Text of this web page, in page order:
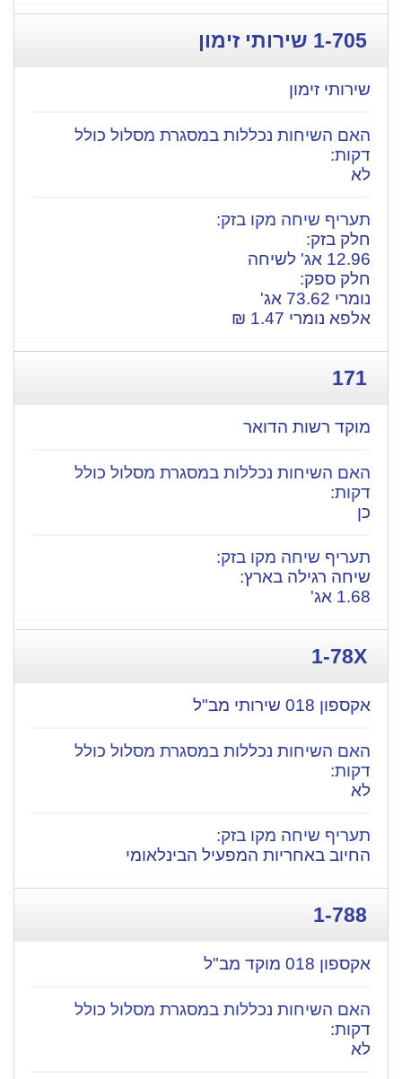
1-705
שירותי זימון
לא
חלק בזק:
12.96 אג' לשיחה
חלק ספק:
נומרי 73.62 אג'
אלפא נומרי 1.47 ₪
171
מוקד רשות הדואר
כן
​שיחה רגילה בארץ:
1.68 אג'
1-78X
אקספון 018 שירותי מב"ל
לא
החיוב באחריות המפעיל הבינלאומי
1-788
אקספון 018 מוקד מב"ל
לא